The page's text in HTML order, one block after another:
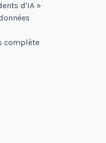
d'IA »
complète